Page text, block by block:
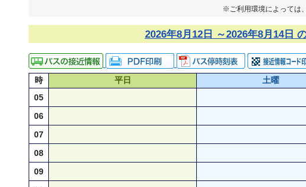
※ご利用環境によっては
2026年8月12日 ～2026年8月14日
時 平日 土曜
05
06
07
08
09